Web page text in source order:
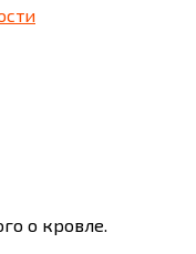
о кровле.